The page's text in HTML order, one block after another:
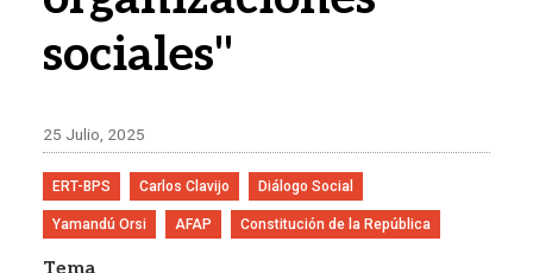
sociales"
25 Julio, 2025
ERT-BPS Carlos Clavijo Diálogo Social
Yamandú Orsi AFAP Constitución de la República